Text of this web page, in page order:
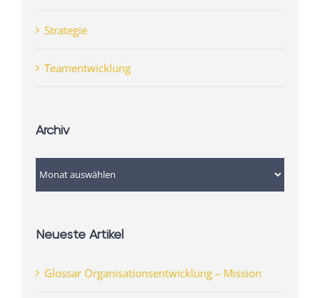
Strategie
Teamentwicklung
Archiv
Archiv
Neueste Artikel
Glossar Organisationsentwicklung – Mission